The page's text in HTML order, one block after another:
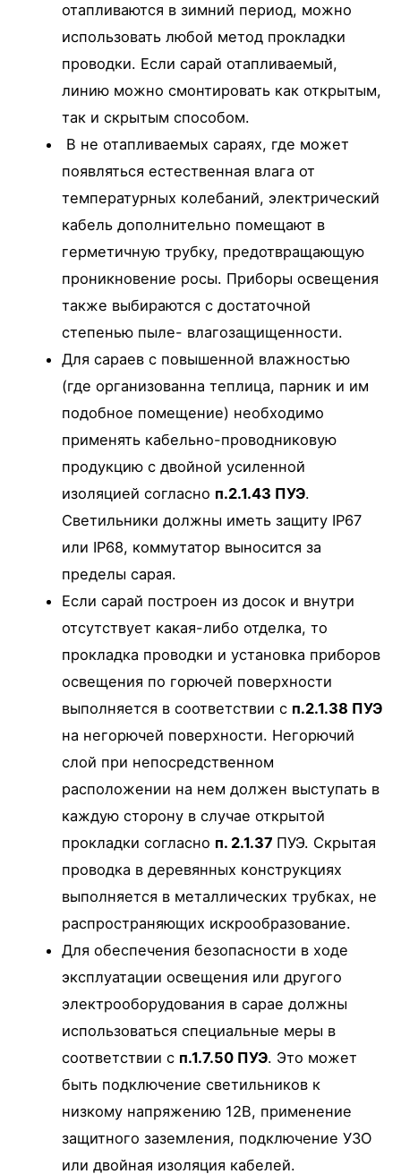
отапливаются в зимний период, можно
использовать любой метод прокладки
проводки. Если сарай отапливаемый,
линию можно смонтировать как открытым,
так и скрытым способом.
В не отапливаемых сараях, где может
появляться естественная влага от
температурных колебаний, электрический
кабель дополнительно помещают в
герметичную трубку, предотвращающую
проникновение росы. Приборы освещения
также выбираются с достаточной
степенью пыле- влагозащищенности.
Для сараев с повышенной влажностью
(где организованна теплица, парник и им
подобное помещение) необходимо
применять кабельно-проводниковую
продукцию с двойной усиленной
изоляцией согласно п.2.1.43 ПУЭ.
Светильники должны иметь защиту IP67
или IP68, коммутатор выносится за
пределы сарая.
Если сарай построен из досок и внутри
отсутствует какая-либо отделка, то
прокладка проводки и установка приборов
освещения по горючей поверхности
выполняется в соответствии с п.2.1.38 ПУЭ
на негорючей поверхности. Негорючий
слой при непосредственном
расположении на нем должен выступать в
каждую сторону в случае открытой
прокладки согласно п. 2.1.37 ПУЭ. Скрытая
проводка в деревянных конструкциях
выполняется в металлических трубках, не
распространяющих искрообразование.
Для обеспечения безопасности в ходе
эксплуатации освещения или другого
электрооборудования в сарае должны
использоваться специальные меры в
соответствии с п.1.7.50 ПУЭ. Это может
быть подключение светильников к
низкому напряжению 12В, применение
защитного заземления, подключение УЗО
или двойная изоляция кабелей.